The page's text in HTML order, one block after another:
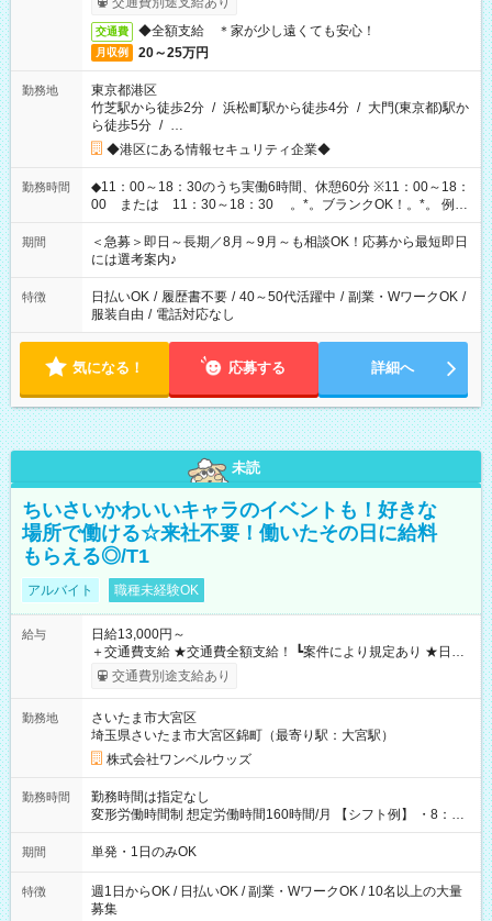
交通費 ◆全額支給 ＊家が少し遠くても安心！
月収例 20～25万円
勤務地
東京都港区
竹芝駅から徒歩2分 / 浜松町駅から徒歩4分 / 大門(東京都)駅か
ら徒歩5分 / …
◆港区にある情報セキュリティ企業◆
勤務時間
◆11：00～18：30のうち実働6時間、休憩60分 ※11：00～18：
00 または 11：30～18：30 。*。ブランクOK！。*。 例え
ば前職が、 在宅/財団法人/事務/コールセンター/受付/販売/カフェ
スタッフ スイーツ販売/ホテルフロント/化粧品販売/など 様々な
業界から入社して活躍されています♪
期間
＜急募＞即日～長期／8月～9月～も相談OK！応募から最短即日
には選考案内♪
特徴 日払いOK / 履歴書不要 / 40～50代活躍中 / 副業・WワークOK /
服装自由 / 電話対応なし
気になる！ 応募する 詳細へ
未読
ちいさいかわいいキャラのイベントも！好きな
場所で働ける☆来社不要！働いたその日に給料
もらえる◎/T1
アルバイト 職種未経験OK
給与
日給13,000円～
＋交通費支給 ★交通費全額支給！ ┗案件により規定あり ★日払
いOK！（規定あり） ┗働いたその日に現金GET♪ お仕事後はコ
ンビニATMから 日払い分を引き落とせます！ 【試用期間】試
交通費別途支給あり
勤務地
さいたま市大宮区
埼玉県さいたま市大宮区錦町（最寄り駅：大宮駅）
株式会社ワンベルウッズ
勤務時間
勤務時間は指定なし
変形労働時間制 想定労働時間160時間/月 【シフト例】 ・8：00
～21：00
期間 単発・1日のみOK
特徴
週1日からOK / 日払いOK / 副業・WワークOK / 10名以上の大量
募集